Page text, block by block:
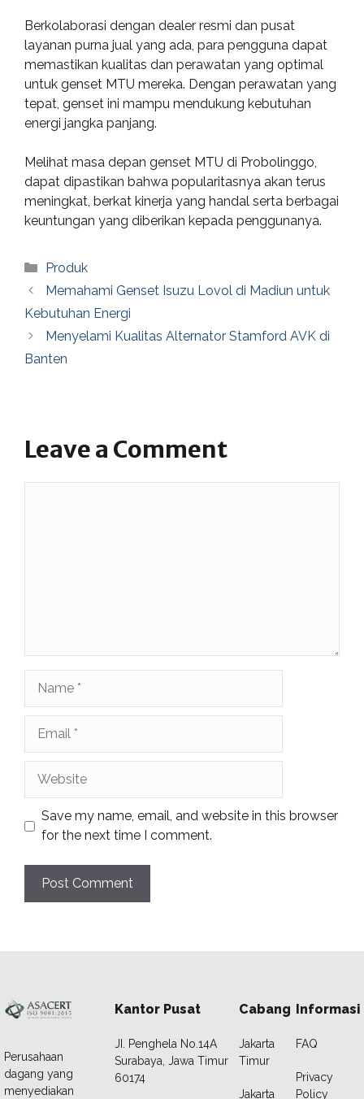
Berkolaborasi dengan dealer resmi dan pusat
layanan purna jual yang ada, para pengguna dapat
memastikan kualitas dan perawatan yang optimal
untuk genset MTU mereka. Dengan perawatan yang
tepat, genset ini mampu mendukung kebutuhan
energi jangka panjang.
Melihat masa depan genset MTU di Probolinggo,
dapat dipastikan bahwa popularitasnya akan terus
meningkat, berkat kinerja yang handal serta berbagai
keuntungan yang diberikan kepada penggunanya.
Categories
Produk
Memahami Genset Isuzu Lovol di Madiun untuk
Kebutuhan Energi
Menyelami Kualitas Alternator Stamford AVK di
Banten
Leave a Comment
Save my name, email, and website in this browser
for the next time I comment.
Perusahaan
dagang yang
menyediakan
Kantor Pusat
JI. Penghela No.14A
Surabaya, Jawa Timur
60174
Cabang
Jakarta
Timur
Jakarta
Informasi
FAQ
Privacy
Policy